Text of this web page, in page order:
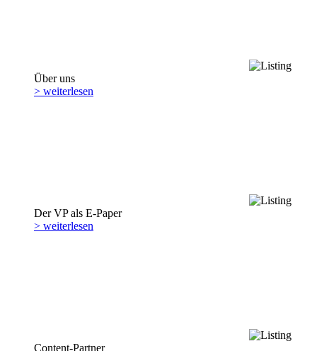
Über uns
> weiterlesen
Der VP als E-Paper
> weiterlesen
Content-Partner